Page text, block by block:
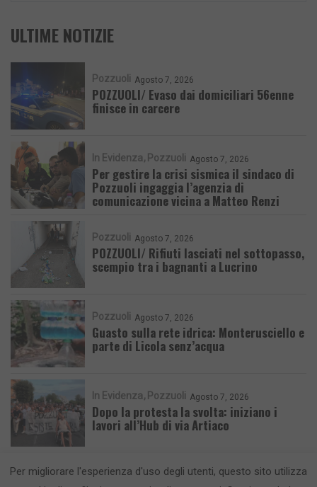
ULTIME NOTIZIE
Pozzuoli Agosto 7, 2026
POZZUOLI/ Evaso dai domiciliari 56enne
finisce in carcere
In Evidenza Pozzuoli Agosto 7, 2026
Per gestire la crisi sismica il sindaco di
Pozzuoli ingaggia l’agenzia di
comunicazione vicina a Matteo Renzi
Pozzuoli Agosto 7, 2026
POZZUOLI/ Rifiuti lasciati nel sottopasso,
scempio tra i bagnanti a Lucrino
Pozzuoli Agosto 7, 2026
Guasto sulla rete idrica: Monterusciello e
parte di Licola senz’acqua
In Evidenza Pozzuoli Agosto 7, 2026
Dopo la protesta la svolta: iniziano i
lavori all’Hub di via Artiaco
Per migliorare l'esperienza d'uso degli utenti, questo sito utilizza